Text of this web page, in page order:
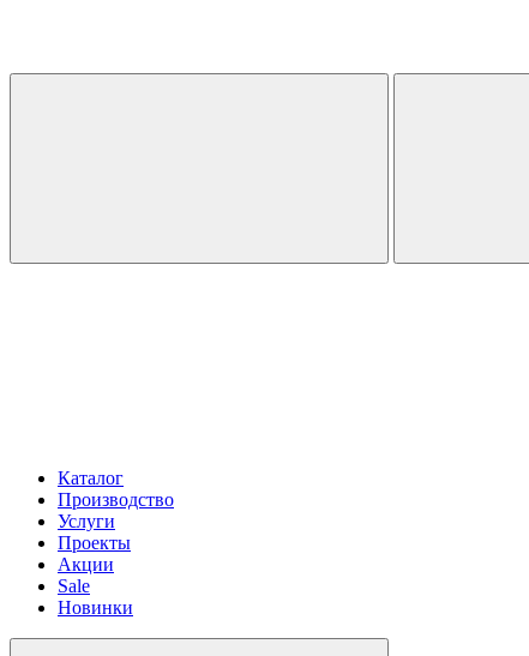
Каталог
Производство
Услуги
Проекты
Акции
Sale
Новинки